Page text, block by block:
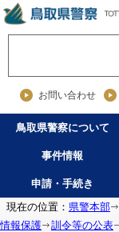
お問い合わせ
鳥取県警察について
事件情報
申請・手続き
現在の位置： 県警本部
情報保護
訓令等の公表